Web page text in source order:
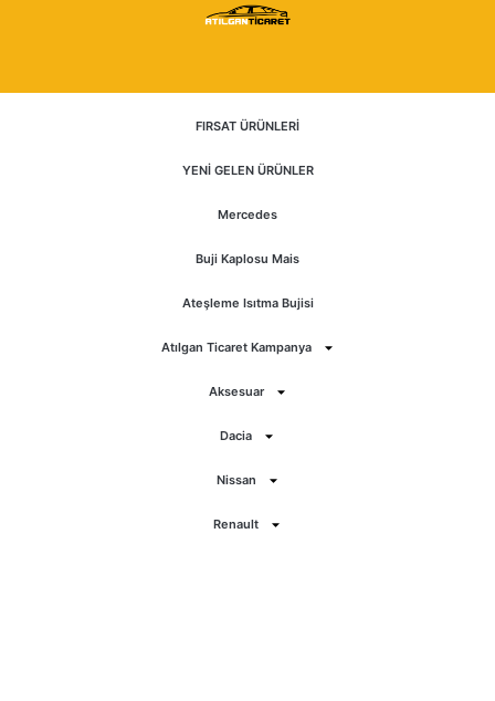
FIRSAT ÜRÜNLERİ
YENİ GELEN ÜRÜNLER
Mercedes
Buji Kaplosu Mais
Ateşleme Isıtma Bujisi
Atılgan Ticaret Kampanya
Aksesuar
Dacia
Nissan
Renault